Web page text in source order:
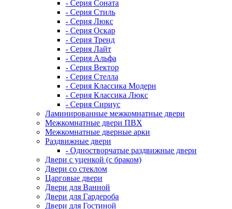
- Серия Соната
- Серия Стиль
- Серия Люкс
- Серия Оскар
- Серия Тренд
- Серия Лайт
- Серия Альфа
- Серия Вектор
- Серия Стелла
- Серия Классика Модерн
- Серия Классика Люкс
- Серия Сириус
Ламинированные межкомнатные двери
Межкомнатные двери ПВХ
Межкомнатные дверные арки
Раздвижные двери
- Одностворчатые раздвижные двери
Двери с уценкой (с браком)
Двери со стеклом
Царговые двери
Двери для Ванной
Двери для Гардероба
Двери для Гостиной